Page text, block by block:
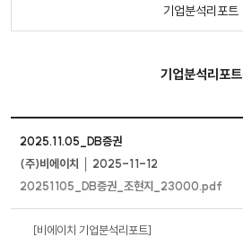
기업분석리포트
기업분석리포트
2025.11.05_DB증권
(주)비에이치 │ 2025-11-12
20251105_DB증권_조현지_23000.pdf
[비에이치 기업분석리포트]